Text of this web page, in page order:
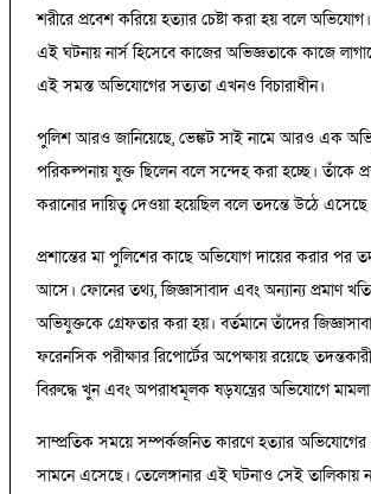
শরীরে প্রবেশ করিয়ে হত্যার চেষ্টা করা হয় বলে
এই ঘটনায় নার্স হিসেবে কাজের অভিজ্ঞতাকে কাজে
এই সমস্ত অভিযোগের সত্যতা এখনও বিচারাধীন।
পুলিশ আরও জানিয়েছে, ভেঙ্কট সাই নামে আরও এক
পরিকল্পনায় যুক্ত ছিলেন বলে সন্দেহ করা হচ্ছে। তাঁকে
করানোর দায়িত্ব দেওয়া হয়েছিল বলে তদন্তে উঠে
প্রশান্তের মা পুলিশের কাছে অভিযোগ দায়ের করার পর
আসে। ফোনের তথ্য, জিজ্ঞাসাবাদ এবং অন্যান্য প্রমাণ
অভিযুক্তকে গ্রেফতার করা হয়। বর্তমানে তাঁদের
ফরেনসিক পরীক্ষার রিপোর্টের অপেক্ষায় রয়েছে
বিরুদ্ধে খুন এবং অপরাধমূলক ষড়যন্ত্রের অভিযোগে
সাম্প্রতিক সময়ে সম্পর্কজনিত কারণে হত্যার
সামনে এসেছে। তেলেঙ্গানার এই ঘটনাও সেই